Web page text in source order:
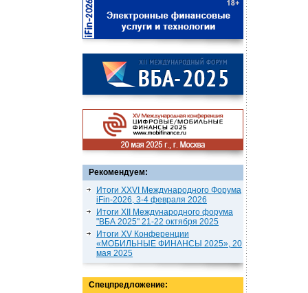
Рекомендуем:
Итоги XXVI Международного Форума
iFin-2026, 3-4 февраля 2026
Итоги XII Международного форума
"ВБА 2025" 21-22 октября 2025
Итоги XV Конференции
«МОБИЛЬНЫЕ ФИНАНСЫ 2025», 20
мая 2025
Спецпредложение: